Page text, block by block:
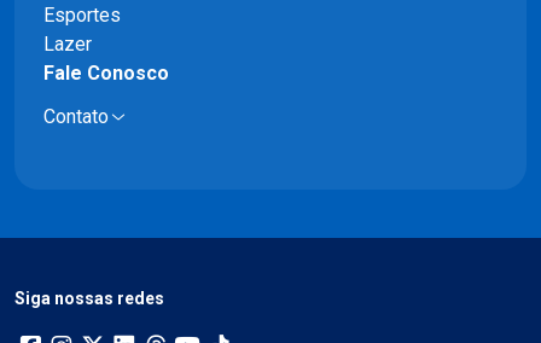
Esportes
Lazer
Fale Conosco
Contato
Siga nossas redes